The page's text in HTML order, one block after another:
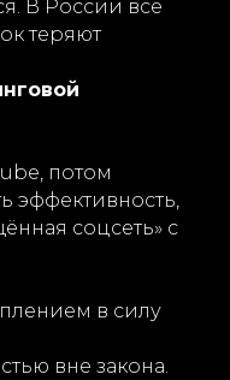
В России всё
теряют
потом
эффективность,
соцсеть» с
в силу
вне закона.